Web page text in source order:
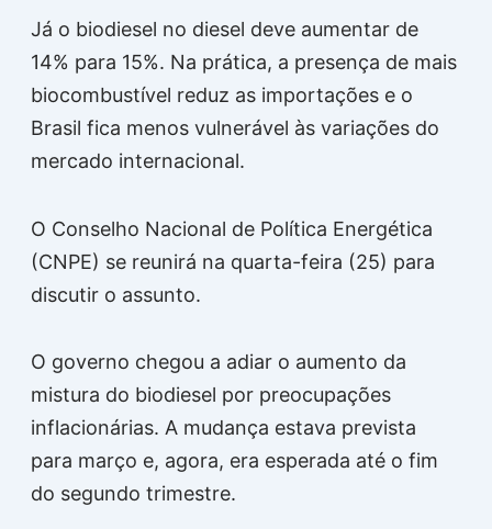
Já o biodiesel no diesel deve aumentar de
14% para 15%. Na prática, a presença de mais
biocombustível reduz as importações e o
Brasil fica menos vulnerável às variações do
mercado internacional.
O Conselho Nacional de Política Energética
(CNPE) se reunirá na quarta-feira (25) para
discutir o assunto.
O governo chegou a adiar o aumento da
mistura do biodiesel por preocupações
inflacionárias. A mudança estava prevista
para março e, agora, era esperada até o fim
do segundo trimestre.